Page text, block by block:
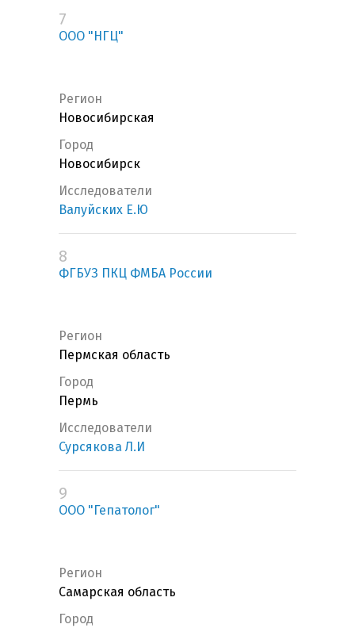
7
ООО "НГЦ"
Регион
Новосибирская
Город
Новосибирск
Исследователи
Валуйских Е.Ю
8
ФГБУЗ ПКЦ ФМБА России
Регион
Пермская область
Город
Пермь
Исследователи
Сурсякова Л.И
9
ООО "Гепатолог"
Регион
Самарская область
Город